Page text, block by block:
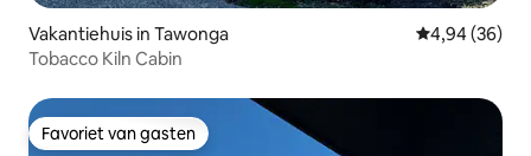
Vakantiehuis in Tawonga Gemiddelde
4,94 (36)
Tobacco Kiln Cabin
Favoriet van gasten
Favoriet van gasten